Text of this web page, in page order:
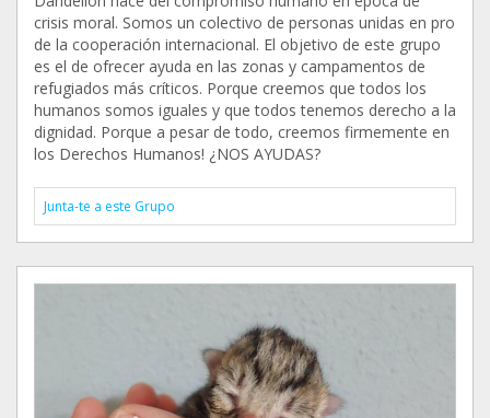
crisis moral. Somos un colectivo de personas unidas en pro
de la cooperación internacional. El objetivo de este grupo
es el de ofrecer ayuda en las zonas y campamentos de
refugiados más críticos. Porque creemos que todos los
humanos somos iguales y que todos tenemos derecho a la
dignidad. Porque a pesar de todo, creemos firmemente en
los Derechos Humanos! ¿NOS AYUDAS?
Junta-te a este Grupo